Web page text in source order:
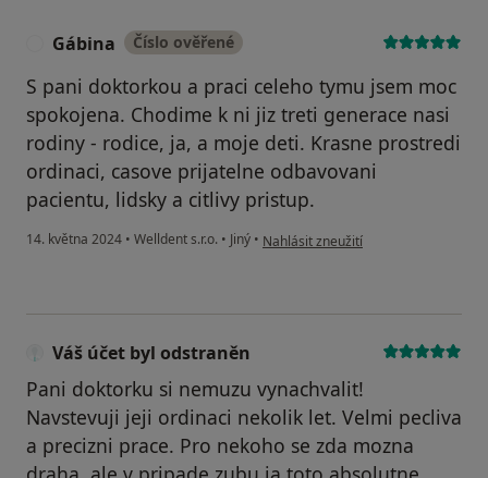
Gábina Číslo ověřené
S pani doktorkou a praci celeho tymu jsem moc
spokojena. Chodime k ni jiz treti generace nasi
rodiny - rodice, ja, a moje deti. Krasne prostredi
ordinaci, casove prijatelne odbavovani
pacientu, lidsky a citlivy pristup.
14. května 2024 • Welldent s.r.o. • Jiný • podle názoru uživatele Gábina
Nahlásit zneužití
Váš účet byl odstraněn
Pani doktorku si nemuzu vynachvalit!
Navstevuji jeji ordinaci nekolik let. Velmi pecliva
a precizni prace. Pro nekoho se zda mozna